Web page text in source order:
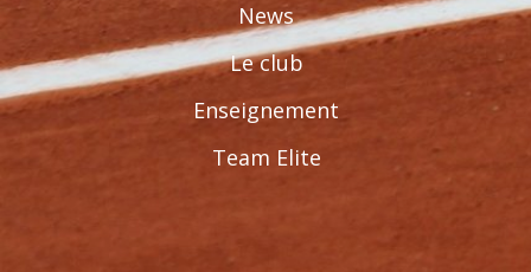
News
Le club
Enseignement
Team Elite